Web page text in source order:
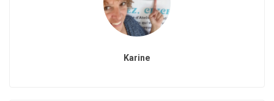
Karine